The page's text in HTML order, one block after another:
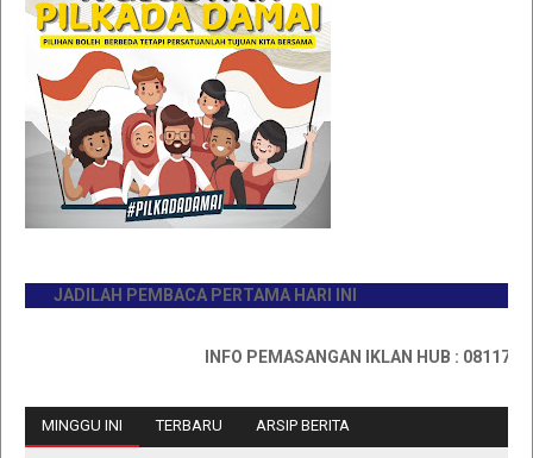
JADILAH PEMBACA PERTAMA HARI INI
INFO PEMASANGAN IKLAN HUB : 0811767335
MINGGU INI TERBARU ARSIP BERITA